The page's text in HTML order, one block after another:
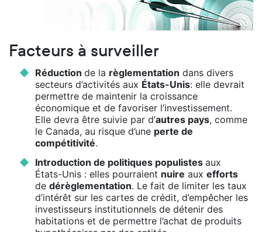
Facteurs à surveiller
Réduction de la règlementation dans divers
secteurs d’activités aux États-Unis: elle devrait
permettre de maintenir la croissance
économique et de favoriser l’investissement.
Elle devra être suivie par d’autres pays, comme
le Canada, au risque d’une perte de
compétitivité.
Introduction de politiques populistes aux
États-Unis : elles pourraient nuire aux efforts
de dérèglementation. Le fait de limiter les taux
d’intérêt sur les cartes de crédit, d’empêcher les
investisseurs institutionnels de détenir des
habitations et de permettre l’achat de produits